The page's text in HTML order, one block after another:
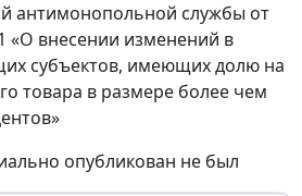
антимонопольной службы от
«О внесении изменений в
субъектов, имеющих долю на
товара в размере более чем
опубликован не был